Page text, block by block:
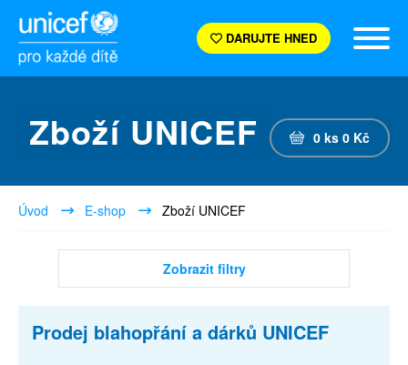
DARUJTE HNED
Zboží UNICEF 0 ks 0 Kč
Úvod E-shop Zboží UNICEF
Zobrazit filtry
Prodej blahopřání a dárků UNICEF